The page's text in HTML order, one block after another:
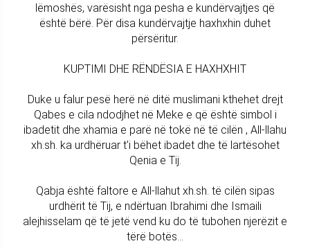
lëmoshës, varësisht nga pesha e kundërvajtjes që
është bërë. Për disa kundërvajtje haxhxhin duhet
përsëritur.
KUPTIMI DHE RËNDËSIA E HAXHXHIT
Duke u falur pesë herë në ditë muslimani kthehet drejt
Qabes e cila ndodjhet në Meke e që është simbol i
ibadetit dhe xhamia e parë në tokë në të cilën , All-llahu
xh.sh. ka urdhëruar t'i bëhet ibadet dhe të lartësohet
Qenia e Tij.
Qabja është faltore e All-llahut xh.sh. të cilën sipas
urdhërit të Tij, e ndërtuan Ibrahimi dhe Ismaili
alejhisselam që të jetë vend ku do të tubohen njerëzit e
tërë botës...